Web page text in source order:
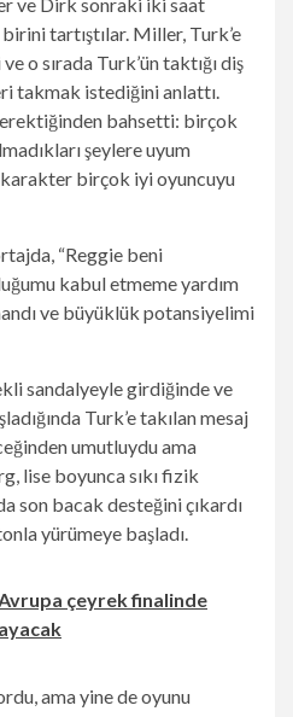
tartıştılar. Miller, Turk’e
o sırada Turk’ün taktığı diş
takmak istediğini anlattı.
bahsetti: birçok
şeylere uyum
birçok iyi oyuncuyu
“Reggie beni
kabul etmeme yardım
ve büyüklük potansiyelimi
sandalyeyle girdiğinde ve
Turk’e takılan mesaj
umutluydu ama
lise boyunca sıkı fizik
son bacak desteğini çıkardı
yürümeye başladı.
çeyrek finalinde
ama yine de oyunu